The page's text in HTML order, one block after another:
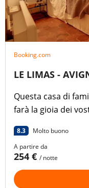
Booking.com
LE LIMAS -
Questa casa di
farà la gioia dei
8.3
Molto buono
A partire da
254 € / notte